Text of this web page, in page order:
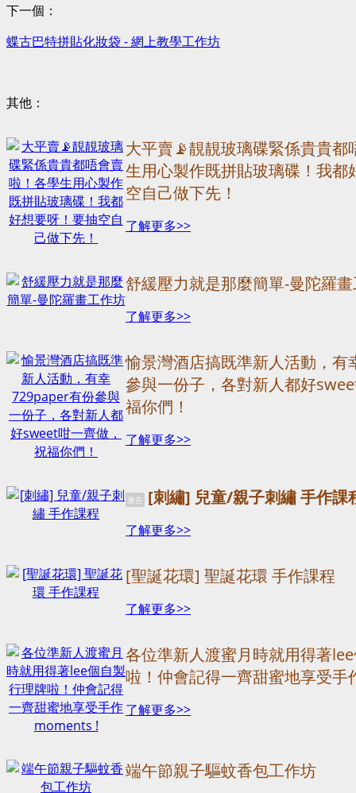
下一個：
蝶古巴特拼貼化妝袋 - 網上教學工作坊
其他：
大平賣📡靚靚玻璃碟緊係貴貴都
生用心製作既拼貼玻璃碟！我都
空自己做下先！
了解更多>>
舒緩壓力就是那麼簡單-曼陀羅
了解更多>>
愉景灣酒店搞既準新人活動，有
參與一份子，各對新人都好
福你們！
了解更多>>
廣告 [刺繡] 兒童/親子刺繡 手作課
了解更多>>
[聖誕花環] 聖誕花環 手作課程
了解更多>>
各位準新人渡蜜月時就用得著
啦！仲會記得一齊甜蜜地享受
了解更多>>
端午節親子驅蚊香包工作坊